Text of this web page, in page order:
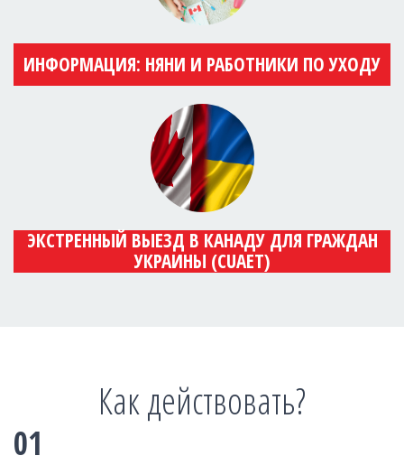
ИНФОРМАЦИЯ: НЯНИ И РАБОТНИКИ ПО УХОДУ
ЭКСТРЕННЫЙ ВЫЕЗД В КАНАДУ ДЛЯ ГРАЖДАН
УКРАИНЫ (CUAET)
Как действовать?
01